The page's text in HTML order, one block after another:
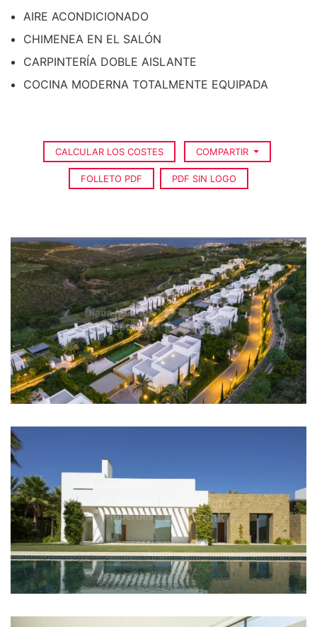
AIRE ACONDICIONADO
CHIMENEA EN EL SALÓN
CARPINTERÍA DOBLE AISLANTE
COCINA MODERNA TOTALMENTE EQUIPADA
CALCULAR LOS COSTES COMPARTIR
FOLLETO PDF PDF SIN LOGO